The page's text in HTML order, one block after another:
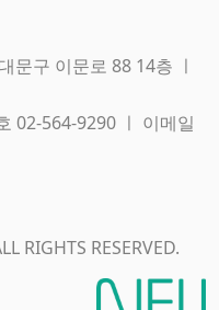
문구 이문로 88 14층 ㅣ
02-564-9290 ㅣ 이메일
RIGHTS RESERVED.